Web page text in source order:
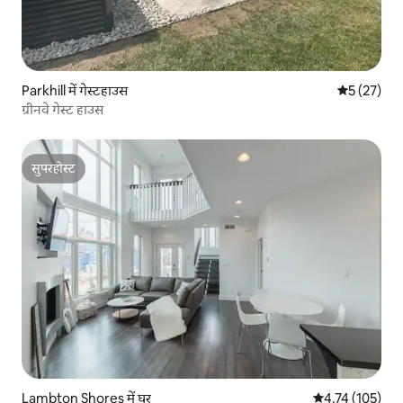
Parkhill में गेस्टहाउस औसत रेटिंग
5 (27)
ग्रीनवे गेस्ट हाउस
सुपरहोस्ट
सुपरहोस्ट
Lambton Shores में घर औसत रेटिंग 5 में से
4.74 (105)